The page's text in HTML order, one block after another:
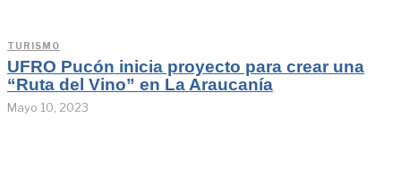
TURISMO
UFRO Pucón inicia proyecto para crear una
“Ruta del Vino” en La Araucanía
Mayo 10, 2023